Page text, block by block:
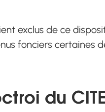
exclus de ce
fonciers certaines
du